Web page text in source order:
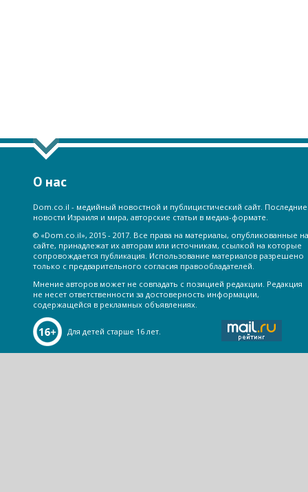
О нас
Dom.co.il - медийный новостной и публицистический сайт. Последние
новости Израиля и мира, авторские статьи в медиа-формате.
© «Dom.co.il», 2015 - 2017. Все права на материалы, опубликованные на
сайте, принадлежат их авторам или источникам, ссылкой на которые
сопровождается публикация. Использование материалов разрешено
только с предварительного согласия правообладателей.
Мнение авторов может не совпадать с позицией редакции. Редакция
не несет ответственности за достоверность информации,
содержащейся в рекламных объявлениях.
Для детей старше 16 лет.